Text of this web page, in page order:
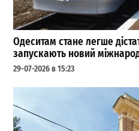
Одеситам стане легше
запускають новий
29-07-2026 в 15:23